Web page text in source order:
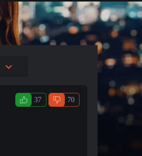
37 70